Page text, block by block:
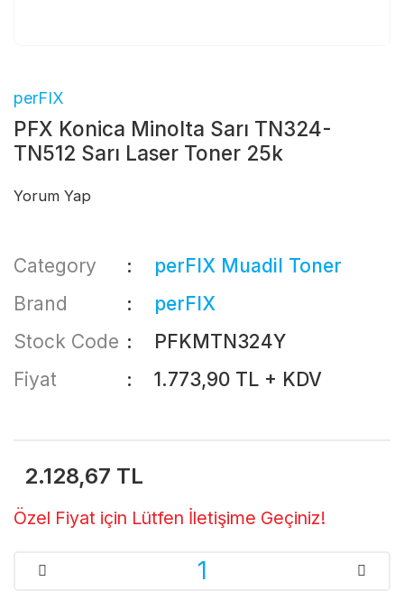
perFIX
PFX Konica Minolta Sarı TN324-
TN512 Sarı Laser Toner 25k
Yorum Yap
Category
perFIX Muadil Toner
Brand
perFIX
Stock Code
PFKMTN324Y
Fiyat
1.773,90 TL + KDV
2.128,67 TL
Özel Fiyat için Lütfen İletişime Geçiniz!